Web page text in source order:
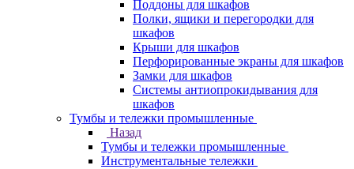
Поддоны для шкафов
Полки, ящики и перегородки для
шкафов
Крыши для шкафов
Перфорированные экраны для шкафов
Замки для шкафов
Системы антиопрокидывания для
шкафов
Тумбы и тележки промышленные
Назад
Тумбы и тележки промышленные
Инструментальные тележки